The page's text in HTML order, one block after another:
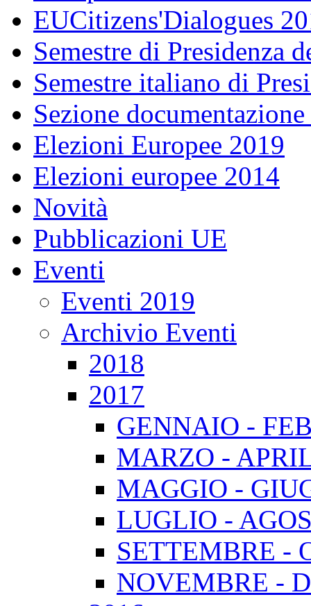
EUCitizens'Dialogues
Semestre di Presidenza
Semestre italiano di
Sezione
Elezioni Europee 2019
Elezioni europee 2014
Novità
Pubblicazioni UE
Eventi
Eventi 2019
Archivio Eventi
2018
2017
GENNAIO -
MARZO -
MAGGIO -
LUGLIO -
SETTEMBRE -
NOVEMBRE -